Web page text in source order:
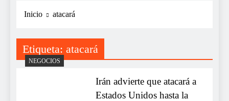
Inicio atacará
Etiqueta: atacará
NEGOCIOS
Irán advierte que atacará a
Estados Unidos hasta la